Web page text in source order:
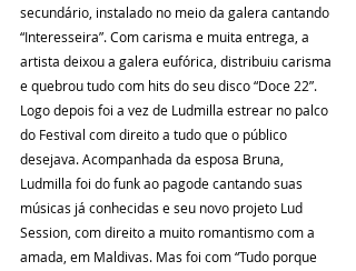
secundário, instalado no meio da galera cantando
“Interesseira”. Com carisma e muita entrega, a
artista deixou a galera eufórica, distribuiu carisma
e quebrou tudo com hits do seu disco “Doce 22”.
Logo depois foi a vez de Ludmilla estrear no palco
do Festival com direito a tudo que o público
desejava. Acompanhada da esposa Bruna,
Ludmilla foi do funk ao pagode cantando suas
músicas já conhecidas e seu novo projeto Lud
Session, com direito a muito romantismo com a
amada, em Maldivas. Mas foi com “Tudo porque